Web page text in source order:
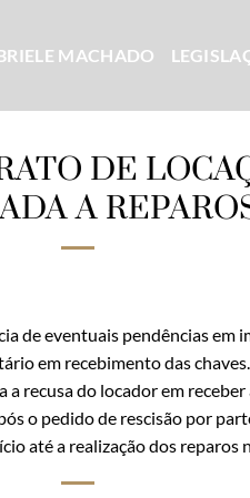
MACHADO
DE
A
de eventuais pendências em
em recebimento das
recusa do locador em
o pedido de rescisão por
até a realização dos reparos